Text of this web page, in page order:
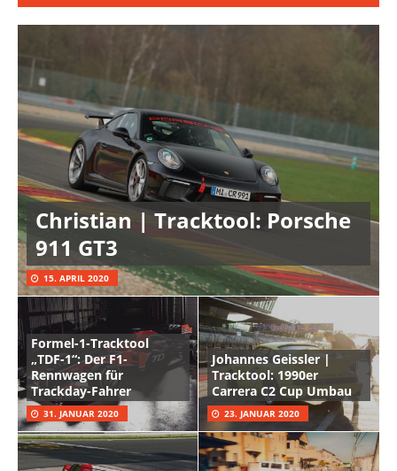
Christian | Tracktool: Porsche
911 GT3
15. APRIL 2020
Formel-1-Tracktool
„TDF-1“: Der F1-
Rennwagen für
Trackday-Fahrer
31. JANUAR 2020
Johannes Geissler |
Tracktool: 1990er
Carrera C2 Cup Umbau
23. JANUAR 2020